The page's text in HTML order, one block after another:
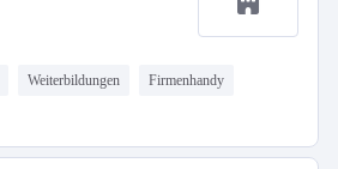
Weiterbildungen Firmenhandy